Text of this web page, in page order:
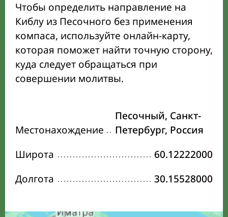
Чтобы определить направление на
Киблу из Песочного без применения
компаса, используйте онлайн-карту,
которая поможет найти точную сторону,
куда следует обращаться при
совершении молитвы.
Местонахождение
Песочный, Санкт-
Петербург, Россия
Широта
60.12222000
Долгота
30.15528000